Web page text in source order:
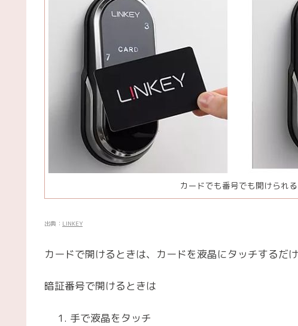
カードでも番号でも開けられる
出典： LINKEY
カードで開けるときは、カードを液晶にタッチするだけ
暗証番号で開けるときは
手で液晶をタッチ